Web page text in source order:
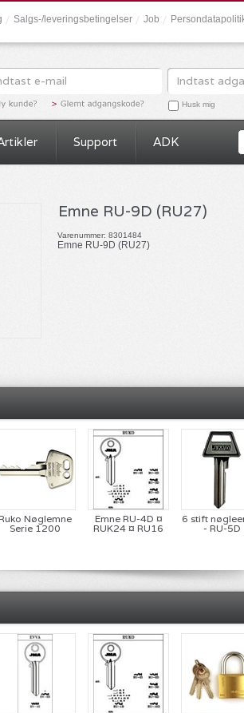
Husk mig
Salgs-/leveringsbetingelser Job
Support ADK
Emne RU-9D (RU27)
Varenummer: 8301484
Emne RU-9D (RU27)
Nøglemne
Serie 1200
Emne RU-4D ¤
RUK24 ¤ RU16
6 stift
- RU-5D